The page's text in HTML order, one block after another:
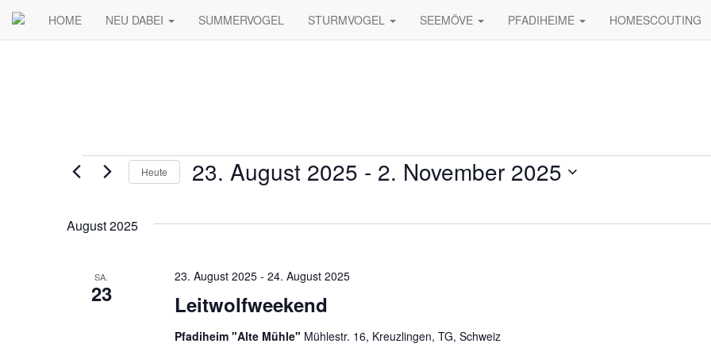
HOME NEU DABEI SUMMERVOGEL STURMVOGEL SEEMÖVE PFADIHEIME HOMESCOUTING
Veranstaltungen
Heute 23. August 2025 - 2. November 2025
August 2025
SA.
23 Leitwolfweekend
23. August 2025- 24. August 2025
Pfadiheim "Alte Mühle" Mühlestr. 16, Kreuzlingen, TG, Schweiz